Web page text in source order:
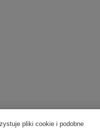
pliki cookie i podobne